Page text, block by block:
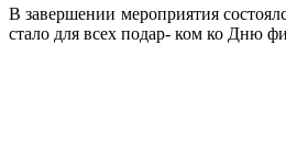
В завершении мероприятия
стало для всех подар- ком ко Дню